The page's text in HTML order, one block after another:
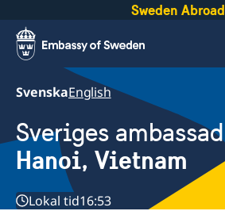
Sweden Abroad
SvenskaEnglish
Sveriges ambassad
Hanoi, Vietnam
Lokal tid16:53